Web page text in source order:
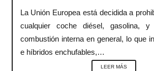
La Unión Europea está decidida a
cualquier coche diésel, gasolina,
combustión interna en general, lo que
e híbridos enchufables,…
LEER MÁS